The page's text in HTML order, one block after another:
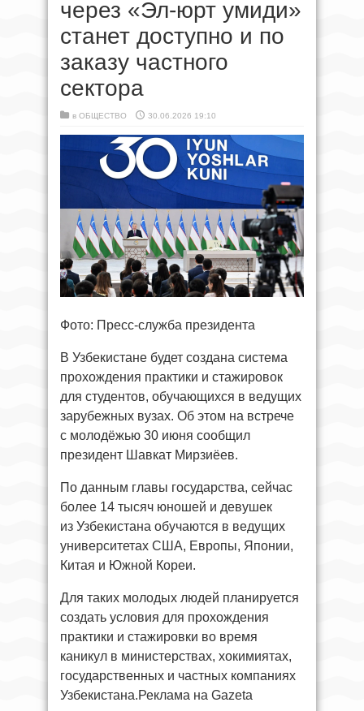
через «Эл-юрт умиди»
станет доступно и по
заказу частного
сектора
в ОБЩЕСТВО 30.06.2026 19:10
Фото: Пресс-служба президента
В Узбекистане будет создана система
прохождения практики и стажировок
для студентов, обучающихся в ведущих
зарубежных вузах. Об этом на встрече
с молодёжью 30 июня сообщил
президент Шавкат Мирзиёев.
По данным главы государства, сейчас
более 14 тысяч юношей и девушек
из Узбекистана обучаются в ведущих
университетах США, Европы, Японии,
Китая и Южной Кореи.
Для таких молодых людей планируется
создать условия для прохождения
практики и стажировки во время
каникул в министерствах, хокимиятах,
государственных и частных компаниях
Узбекистана.Реклама на Gazeta